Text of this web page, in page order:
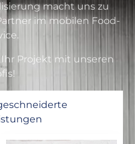
macht uns zu
im mobilen Food-
Ihr Projekt mit unseren